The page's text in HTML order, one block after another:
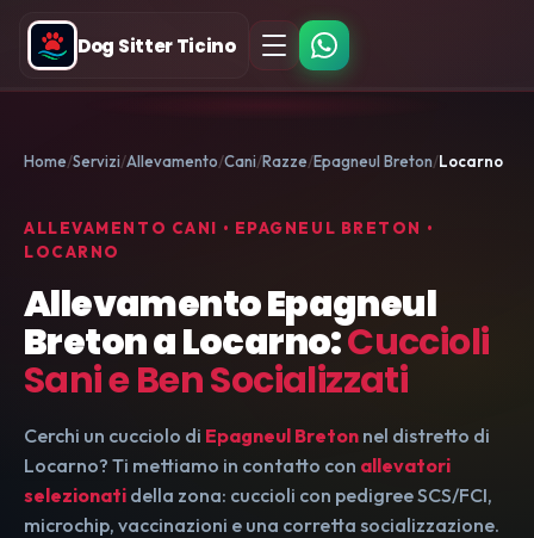
Dog Sitter Ticino
Home Servizi Allevamento Cani Razze Epagneul Breton Locarno
ALLEVAMENTO CANI • EPAGNEUL BRETON •
LOCARNO
Allevamento Epagneul
Breton a Locarno:Cuccioli
Sani e Ben Socializzati
Cerchi un cucciolo di Epagneul Breton nel distretto di
Locarno? Ti mettiamo in contatto con allevatori
selezionati della zona: cuccioli con pedigree SCS/FCI,
microchip, vaccinazioni e una corretta socializzazione.